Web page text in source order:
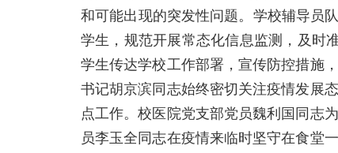
和可能出现的突发性问题。学校辅导员
学生，规范开展常态化信息监测，及时
学生传达学校工作部署，宣传防控措施
书记胡京滨同志始终密切关注疫情发展
点工作。校医院党支部党员魏利国同志
员李玉全同志在疫情来临时坚守在食堂